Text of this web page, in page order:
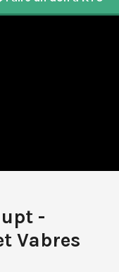
-
Vabres